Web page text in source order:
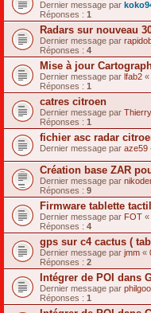
Dernier message par
Réponses : 1
Radars sur nouveau
Dernier message par
Réponses : 4
Mise à jour
Dernier message par lfab2 «
Réponses : 1
catres citroen
Dernier message par
Réponses : 1
fichier asc radar
Dernier message par aze59
Création base ZAR
Dernier message par
Réponses : 9
Firmware tablette
Dernier message par FOT «
Réponses : 4
gps sur c4 cactus (
Dernier message par jmm «
Réponses : 2
Intégrer de POI dans
Dernier message par
Réponses : 1